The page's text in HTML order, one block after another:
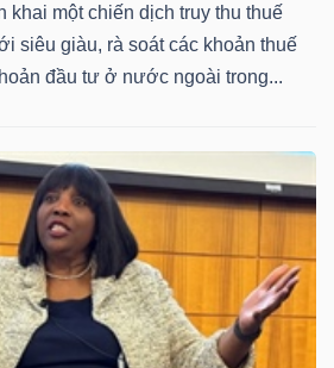
khai một chiến dịch truy thu thuế
siêu giàu, rà soát các khoản thuế
đầu tư ở nước ngoài trong...